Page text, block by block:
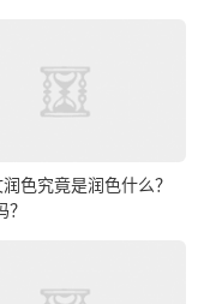
色究竟是润色什么？